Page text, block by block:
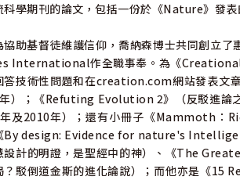
科學期刊的論文，包括一份於《Nature》發表
協助基督徒維護信仰，喬納森博士共同創立
International作全職事奉。為《
答技術性問題和在creation.com網站發表文
）；《Refuting Evolution 2》（反駁進論
及2010年）；還有小冊子《Mammoth：
By design: Evidence for nature's
設計的明證，是聖經中的神）、《The
？駁倒道金斯的進化論說）；而他亦是《15